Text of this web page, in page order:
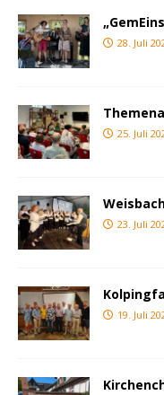
28. Juli
25. Juli
23. Juli
19. Juli